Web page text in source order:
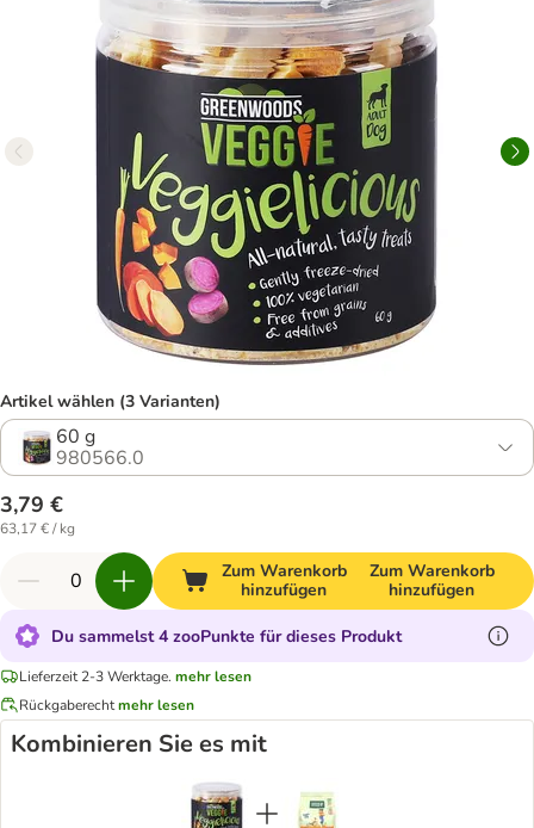
Artikel wählen (3 Varianten)
60 g
980566.0
3,79 €
63,17 € / kg
Zum Warenkorb
hinzufügen
Zum Warenkorb
hinzufügen
Du sammelst 4 zooPunkte für dieses Produkt
Lieferzeit 2-3 Werktage. mehr lesen
Rückgaberechtmehr lesen
Kombinieren Sie es mit